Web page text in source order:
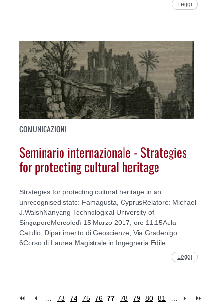
Leggi
COMUNICAZIONI
Seminario internazionale - Strategies
for protecting cultural heritage
Strategies for protecting cultural heritage in an
unrecognised state: Famagusta, CyprusRelatore: Michael
J.WalshNanyang Technological University of
SingaporeMercoledì 15 Marzo 2017, ore 11:15Aula
Catullo, Dipartimento di Geoscienze, Via Gradenigo
6Corso di Laurea Magistrale in Ingegneria Edile
Leggi
73 74 75 76 77 78 79 80 81